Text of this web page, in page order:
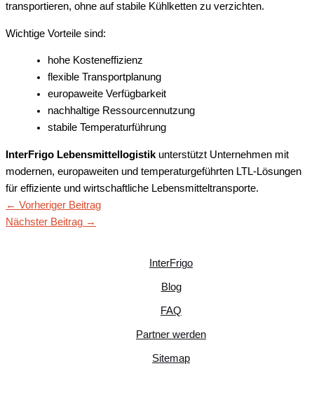
transportieren, ohne auf stabile Kühlketten zu verzichten.
Wichtige Vorteile sind:
hohe Kosteneffizienz
flexible Transportplanung
europaweite Verfügbarkeit
nachhaltige Ressourcennutzung
stabile Temperaturführung
InterFrigo Lebensmittellogistik unterstützt Unternehmen mit
modernen, europaweiten und temperaturgeführten LTL-Lösungen
für effiziente und wirtschaftliche Lebensmitteltransporte.
← Vorheriger Beitrag
Nächster Beitrag →
InterFrigo
Blog
FAQ
Partner werden
Sitemap